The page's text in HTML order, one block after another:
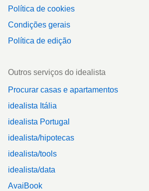
Política de cookies
Condições gerais
Política de edição
Outros serviços do idealista
Procurar casas e apartamentos
idealista Itália
idealista Portugal
idealista/hipotecas
idealista/tools
idealista/data
AvaiBook